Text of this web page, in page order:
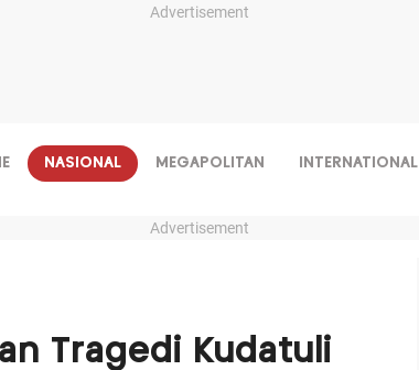
Advertisement
NASIONAL MEGAPOLITAN INTERNATIONAL
Advertisement
Tragedi Kudatuli